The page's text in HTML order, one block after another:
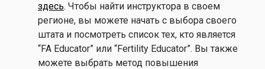
здесь. Чтобы найти инструктора в своем
регионе, вы можете начать с выбора своего
штата и посмотреть список тех, кто является
“FA Educator” или “Fertility Educator”. Вы также
можете выбрать метод повышения